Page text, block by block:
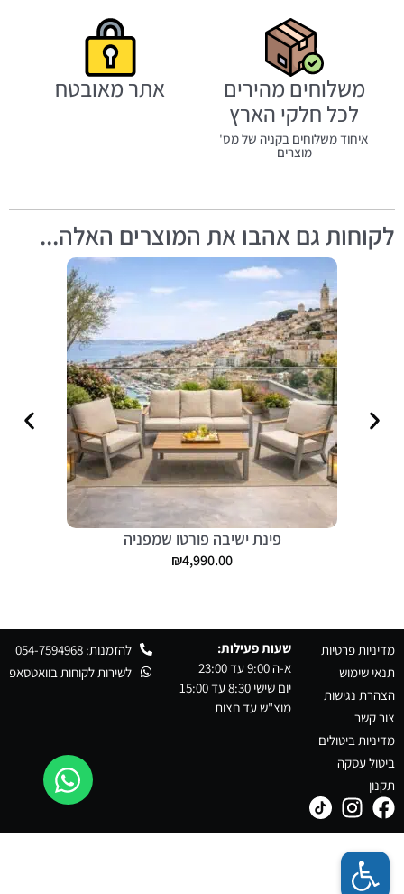
משלוחים מהירים
לכל חלקי הארץ
איחוד משלוחים בקניה של מס'
מוצרים
אתר מאובטח
לקוחות גם אהבו את המוצרים האלה...
פינת ישיבה פורטו שמפניה
₪4,990.00
מדיניות פרטיות
תנאי שימוש
הצהרת נגישות
צור קשר
מדיניות ביטולים
ביטול עסקה
תקנון
שעות פעילות:
א-ה 9:00 עד 23:00
יום שישי 8:30 עד 15:00
מוצ"ש עד חצות
להזמנות: 054-7594968
לשירות לקוחות בוואטסאפ